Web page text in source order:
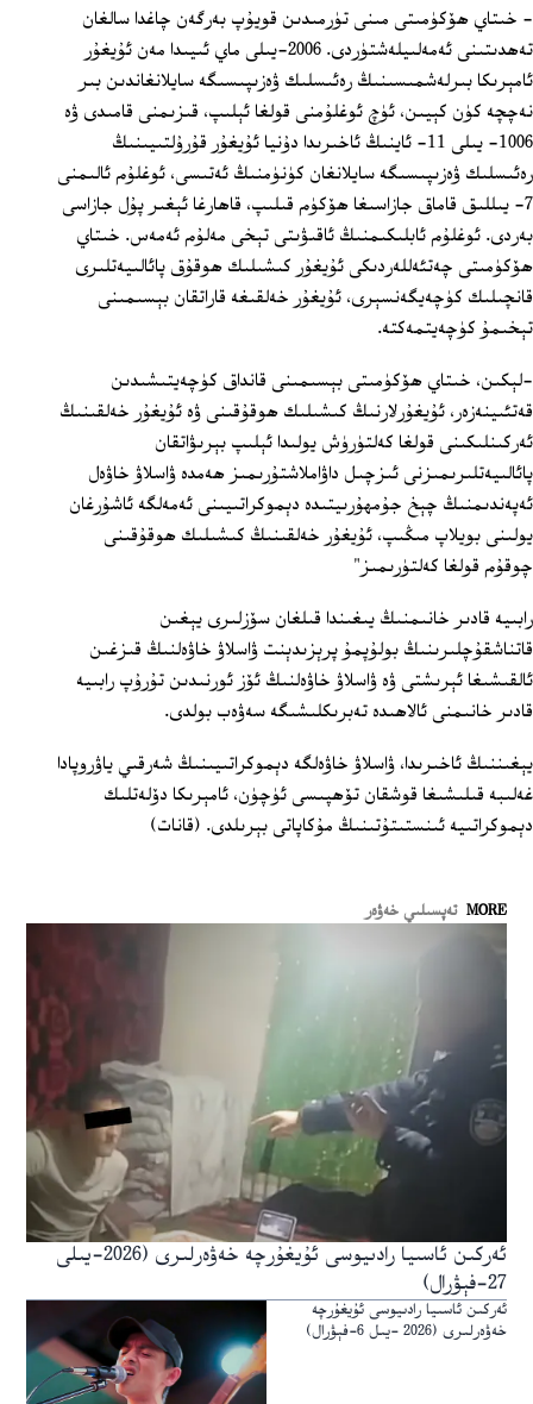
- خىتاي ھۆكۈمىتى مىنى تۈرمىدىن قويۇپ بەرگەن چاغدا سالغان
تەھدىتىنى ئەمەلىيلەشتۈردى. 2006‏-يىلى ماي ئىيىدا مەن ئۇيغۇر
ئامېرىكا بىرلەشمىسىنىڭ رەئىسلىك ۋەزىپىسىگە سايلانغاندىن بىر
نەچچە كۈن كېيىن، ئۈچ ئوغلۇمنى قولغا ئېلىپ، قىزىمنى قامىدى ۋە
1006‏- يىلى 11‏- ئاينىڭ ئاخىرىدا دۇنيا ئۇيغۇر قۇرۇلتىيىنىڭ
رەئىسلىك ۋەزىپىسىگە سايلانغان كۈنۈمنىڭ ئەتىسى، ئوغلۇم ئالىمنى
7‏- يىللىق قاماق جازاسىغا ھۆكۈم قىلىپ، قاھارغا ئېغىر پۇل جازاسى
بەردى. ئوغلۇم ئابلىكىمنىڭ ئاقىۋىتى تېخى مەلۇم ئەمەس. خىتاي
ھۆكۈمىتى چەتئەللەردىكى ئۇيغۇر كىشىلىك ھوقۇق پائالىيەتلىرى
قانچىلىك كۈچەيگەنسېرى، ئۇيغۇر خەلقىغە قاراتقان بېسىمىنى
تېخىمۇ كۈچەيتمەكتە.
-لېكىن، خىتاي ھۆكۈمىتى بېسىمىنى قانداق كۈچەيتىشىدىن
قەتئىينەزەر، ئۇيغۇرلارنىڭ كىشىلىك ھوقۇقىنى ۋە ئۇيغۇر خەلقىنىڭ
ئەركىنلىكىنى قولغا كەلتۈرۈش يولىدا ئېلىپ بېرىۋاتقان
پائالىيەتلىرىمىزنى ئىزچىل داۋاملاشتۇرىمىز ھەمدە ۋاسلاۋ خاۋەل
ئەپەندىمنىڭ چېخ جۇمھۇرىيتىدە دېموكراتىيىنى ئەمەلگە ئاشۇرغان
يولىنى بويلاپ مىڭىپ، ئۇيغۇر خەلقىنىڭ كىشىلىك ھوقۇقىنى
چوقۇم قولغا كەلتۈرىمىز"
رابىيە قادىر خانىمنىڭ يىغىندا قىلغان سۆزلىرى يېغىن
قاتناشقۇچلىرىنىڭ بولۇپمۇ پرېزىدېنت ۋاسلاۋ خاۋەلنىڭ قىزغىن
ئالقىشىغا ئېرىشتى ۋە ۋاسلاۋ خاۋەلنىڭ ئۆز ئورنىدىن تۇرۇپ رابىيە
قادىر خانىمنى ئالاھىدە تەبرىكلىشىگە سەۋەب بولدى.
يېغىننىڭ ئاخىرىدا، ۋاسلاۋ خاۋەلگە دېموكراتىيىنىڭ شەرقىي ياۋروپادا
غەلىبە قىلىشىغا قوشقان تۆھپىسى ئۈچۈن، ئامېرىكا دۆلەتلىك
دېموكراتىيە ئىنستىتۇتىنىڭ مۇكاپاتى بېرىلدى. (قانات)
MORE تەپسىلىي خەۋەر
ئەركىن ئاسىيا رادىيوسى ئۇيغۇرچە خەۋەرلىرى (2026-يىلى
27-فېۋرال)
ئەركىن ئاسىيا رادىيوسى ئۇيغۇرچە
خەۋەرلىرى (2026 -يىل 6-فېۋرال)